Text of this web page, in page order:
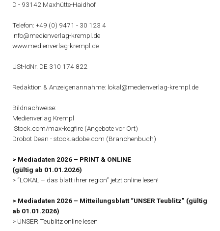
D - 93142 Maxhütte-Haidhof
Telefon: +49 (0) 9471 - 30 123 4
info@medienverlag-krempl.de
www.medienverlag-krempl.de
USt-IdNr. DE 310 174 822
Redaktion & Anzeigenannahme: lokal@medienverlag-krempl.de
Bildnachweise:
Medienverlag Krempl
iStock.com/max-kegfire (Angebote vor Ort)
Drobot Dean - stock.adobe.com (Branchenbuch)
> Mediadaten 2026 – PRINT & ONLINE
(gültig ab 01.01.2026)
> “LOKAL – das blatt ihrer region” jetzt online lesen!
> Mediadaten 2026 – Mitteilungsblatt “UNSER Teublitz” (gültig
ab 01.01.2026)
> UNSER Teublitz online lesen